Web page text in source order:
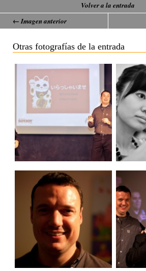
Volver a la entrada
← Imagen anterior
Otras fotografías de la entrada